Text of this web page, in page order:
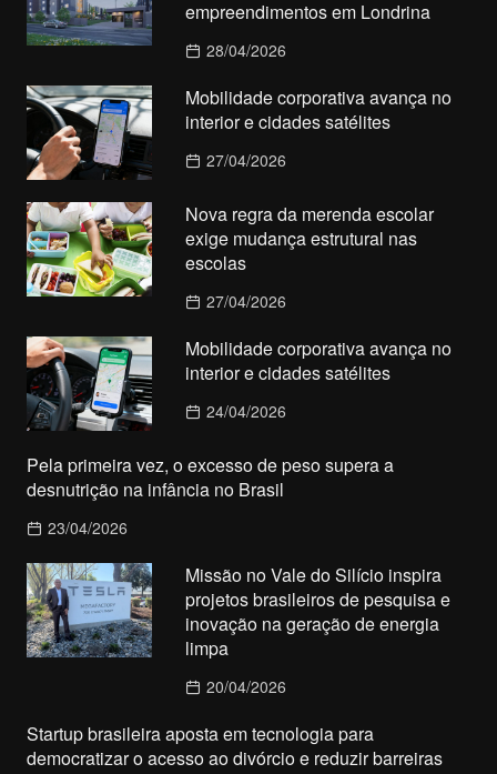
empreendimentos em Londrina
28/04/2026
Mobilidade corporativa avança no
interior e cidades satélites
27/04/2026
Nova regra da merenda escolar
exige mudança estrutural nas
escolas
27/04/2026
Mobilidade corporativa avança no
interior e cidades satélites
24/04/2026
Pela primeira vez, o excesso de peso supera a
desnutrição na infância no Brasil
23/04/2026
Missão no Vale do Silício inspira
projetos brasileiros de pesquisa e
inovação na geração de energia
limpa
20/04/2026
Startup brasileira aposta em tecnologia para
democratizar o acesso ao divórcio e reduzir barreiras